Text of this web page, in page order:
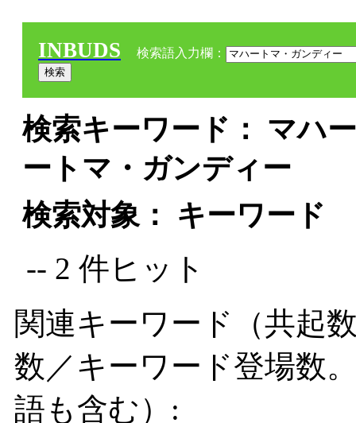
INBUDS 検索語入力欄：
検索キーワード： マハ
ートマ・ガンディー
検索対象： キーワード
-- 2 件ヒット
関連キーワード（共起
数／キーワード登場数
語も含む）: